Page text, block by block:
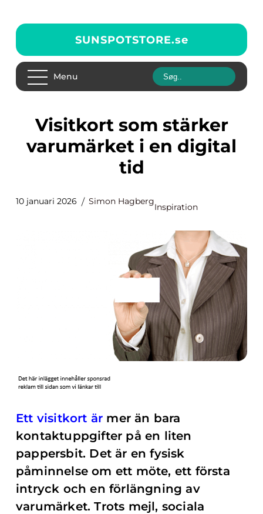
SUNSPOTSTORE.se
Menu
Visitkort som stärker
varumärket i en digital
tid
10 januari 2026 Simon Hagberg
Inspiration
Ett visitkort är mer än bara
kontaktuppgifter på en liten
pappersbit. Det är en fysisk
påminnelse om ett möte, ett första
intryck och en förlängning av
varumärket. Trots mejl, sociala